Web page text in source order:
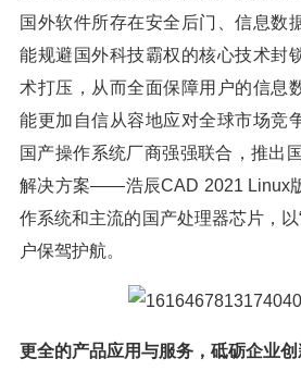
国外软件所存在安全后门、信息数
能规避国外科技霸权的核心技术封
术打压，从而全面保障用户的信息
能更加自信从容地应对全球市场竞
国产操作系统厂商强强联合，推出
解决方案——浩辰CAD 2021 Linux
作系统和主流的国产处理器芯片，以
户保驾护航。
更全的产品应用与服务，砥砺企业